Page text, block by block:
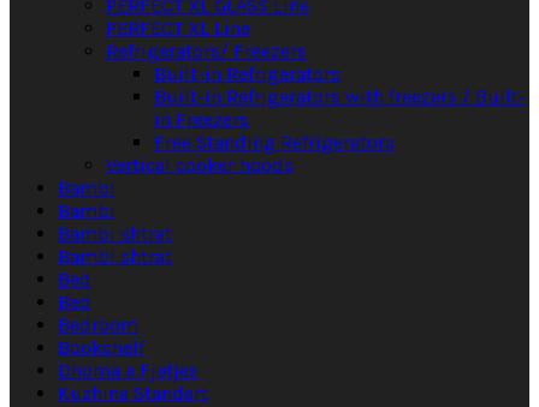
PERFECT XL GLASS Line
PERFECT XL Line
Refrigerators/ Freezers
Built-in Refrigerators
Built-in Refrigerators with freezers / Built-
in Freezers
Free Standing Refrigerators
Vertical cooker hoods
Bambi
Bambi
Bambi shtrat
Bambi shtrat
Bed
Bed
Bedroom
Bookshelf
Dhoma e Fjetjes
Kuzhina Standart